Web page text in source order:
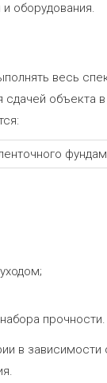
оборудования.
весь
сдачей
прочности.
в зависимости